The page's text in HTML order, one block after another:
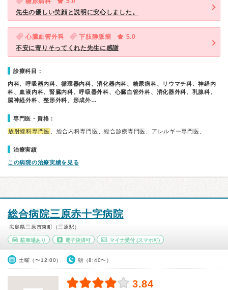
先生の優しい笑顔と説明に安心しました。
心臓血管外科 下肢静脈瘤
5.0
不安に寄りそってくれた先生に感謝
診療科目：
内科、呼吸器内科、循環器内科、消化器内科、糖尿病科、リウマチ科、神経内
科、血液内科、腎臓内科、呼吸器外科、心臓血管外科、消化器外科、乳腺科、
脳神経外科、整形外科、形成外…
専門医・資格：
放射線科専門医 、総合内科専門医、総合診療専門医、アレルギー専門医、…
治療実績
この病院の治療実績を見る
総合病院三原赤十字病院
広島県三原市東町（三原駅）
駐車場あり 電子決済可 マイナ受付 (スマホ可)
土曜（〜12:00） 朝（8:40〜）
3.84